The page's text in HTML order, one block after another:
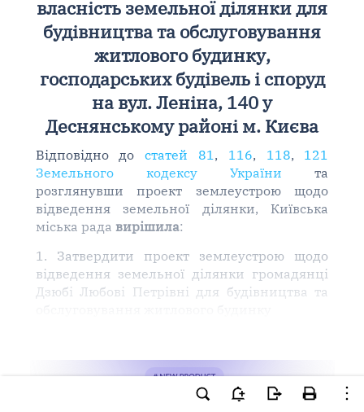
власність земельної ділянки для
будівництва та обслуговування
житлового будинку,
господарських будівель і споруд
на вул. Леніна, 140 у
Деснянському районі м. Києва
Відповідно достатей 81, 116, 118, 121
Земельного кодексу України та
розглянувши проект землеустрою щодо
відведення земельної ділянки, Київська
міська рада вирішила:
1. Затвердити проект землеустрою щодо
відведення земельної ділянки громадянці
Дзюбі Любові Петрівні для будівництва та